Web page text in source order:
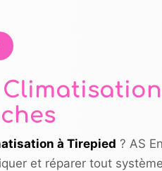
à Tirepied ? AS
et réparer tout